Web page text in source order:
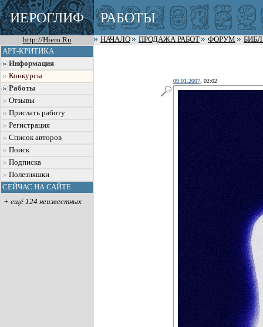
ИЕРОГЛИФ РАБОТЫ
http://Hiero.Ru НАЧАЛО ПРОДАЖА РАБОТ ФОРУМ
АРТ-КРИТИКА
Информация
Конкурсы
Работы
Отзывы
Прислать работу
Регистрация
Список авторов
Поиск
Подписка
Полезняшки
СЕЙЧАС НА САЙТЕ
+ ещё 124 неизвестных
09.01.2007, 02:02